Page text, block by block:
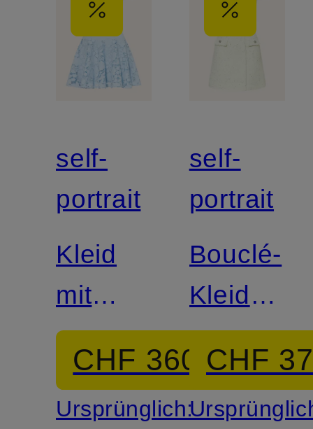
self-
portrait
Kleid
mit
Spitze
CHF 360
Ursprünglich:
self-
portrait
Bouclé-
Kleid
mit
Pailletten
CHF